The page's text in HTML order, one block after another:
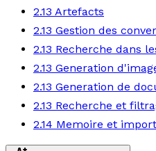
2.13 Artefacts
2.13 Gestion des
2.13 Recherche dans
2.13 Generation
2.13 Generation de
2.13 Recherche et
2.14 Memoire et